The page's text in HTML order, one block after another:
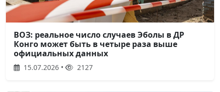
ВОЗ: реальное число случаев Эболы в ДР
Конго может быть в четыре раза выше
официальных данных
15.07.2026 • 2127